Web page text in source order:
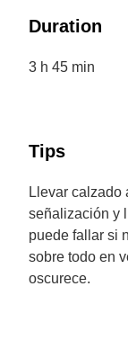
Duration
3 h 45 min
Tips
Llevar calzado
señalización y
puede fallar si
sobre todo en
oscurece.